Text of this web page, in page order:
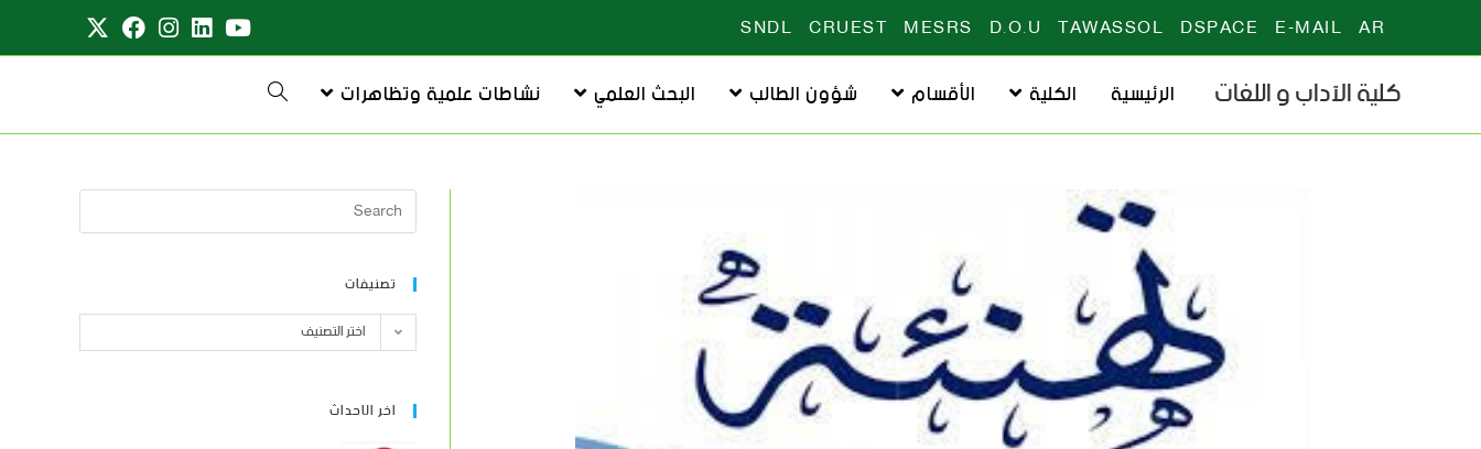
AR
E-MAIL
DSPACE
TAWASSOL
D.O.U
MESRS
CRUEST
SNDL
كلية الآداب و اللغات الرئيسية الكلية الأقسام شؤون الطالب البحث العلمي نشاطات علمية وتظاهرات
تصنيفات
اختر التصنيف
اخر الاحداث